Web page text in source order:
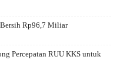
Bersih Rp96,7 Miliar
Percepatan RUU KKS untuk